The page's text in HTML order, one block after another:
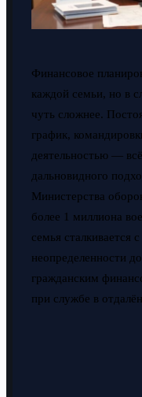
Финансовое
каждой семьи, но в
чуть сложнее.
график,
деятельностью —
дальновидного
Министерства
более 1 миллиона
семья сталкивается
неопределенности
гражданским
при службе в